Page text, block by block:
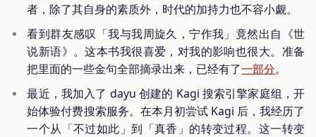
者，除了其自身的素质外，时代的加持力也不容小觑。
看到群友感叹「我与我周旋久，宁作我」竟然出自《世
说新语》。这本书我很喜爱，对我的影响也很大。准备
把里面的一些金句全部摘录出来，已经有了一部分。
最近，我加入了 dayu 创建的 Kagi 搜索引擎家庭组，开
始体验付费搜索服务。在本月初尝试 Kagi 后，我经历了
一个从「不过如此」到「真香」的转变过程。这一转变